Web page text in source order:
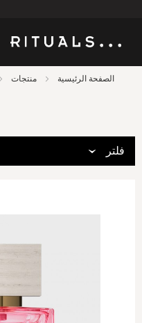
الصفحة الرئيسية منتجات
فلتر